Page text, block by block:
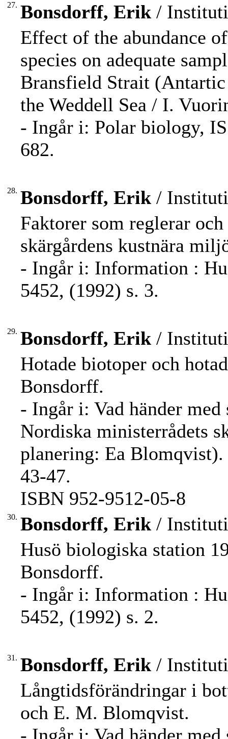
27. Bonsdorff, Erik /
Effect of the abundance
species on adequate
Bransfield Strait
the Weddell Sea / I.
- Ingår i: Polar biology,
682.
28. Bonsdorff, Erik /
Faktorer som reglerar
skärgårdens kustnära
- Ingår i: Information :
5452, (1992) s. 3.
29. Bonsdorff, Erik /
Hotade biotoper och
Bonsdorff.
- Ingår i: Vad händer
Nordiska ministerrådets
planering: Ea
43-47.
ISBN 952-9512-05-8
30. Bonsdorff, Erik /
Husö biologiska station
Bonsdorff.
- Ingår i: Information :
5452, (1992) s. 2.
31. Bonsdorff, Erik /
Långtidsförändringar i
och E. M. Blomqvist.